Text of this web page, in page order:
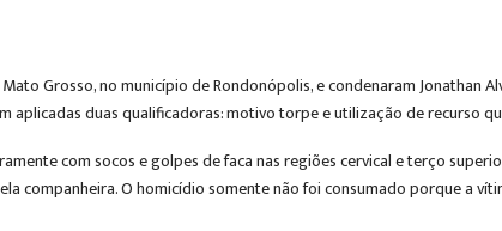
Grosso, no município de Rondonópolis, e condenaram Jonathan
duas qualificadoras: motivo torpe e utilização de recurso
com socos e golpes de faca nas regiões cervical e terço
companheira. O homicídio somente não foi consumado porque a